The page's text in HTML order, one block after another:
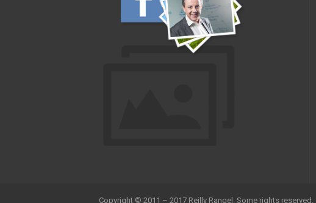
Copyright © 2011 – 2017 Reilly Rangel. Some rights reserved.